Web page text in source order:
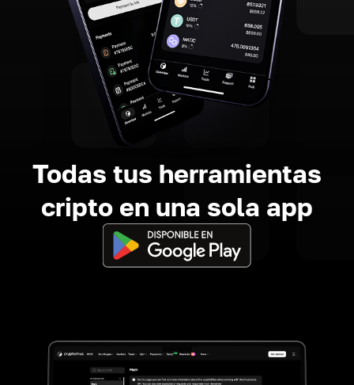
Todas tus herramientas
cripto en una sola app